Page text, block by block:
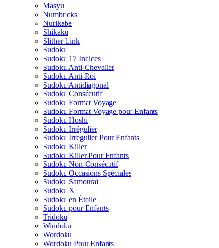
Masyu
Numbricks
Nurikabe
Shikaku
Slither Link
Sudoku
Sudoku 17 Indices
Sudoku Anti-Chevalier
Sudoku Anti-Roi
Sudoku Antidiagonal
Sudoku Consécutif
Sudoku Format Voyage
Sudoku Format Voyage pour Enfants
Sudoku Hoshi
Sudoku Irrégulier
Sudoku Irrégulier Pour Enfants
Sudoku Killer
Sudoku Killer Pour Enfants
Sudoku Non-Consécutif
Sudoku Occasions Spéciales
Sudoku Samouraï
Sudoku X
Sudoku en Étoile
Sudoku pour Enfants
Tridoku
Windoku
Wordoku
Wordoku Pour Enfants